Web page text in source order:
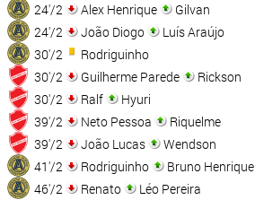
24'/2
Alex Henrique
Gilvan
24'/2
João Diogo
Luís Araújo
30'/2
Rodriguinho
30'/2
Guilherme Parede
Rickson
30'/2
Ralf
Hyuri
39'/2
Neto Pessoa
Riquelme
39'/2
João Lucas
Wendson
41'/2
Rodriguinho
Bruno Henrique
46'/2
Renato Léo Pereira